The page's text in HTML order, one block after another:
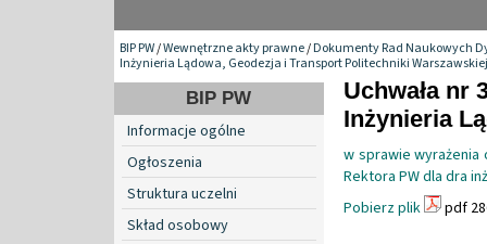
BIP PW/Wewnętrzne akty prawne/Dokumenty Rad Naukowych
Inżynieria Lądowa, Geodezja i Transport Politechniki Warszawskiej
BIP PW
Informacje ogólne
Ogłoszenia
Struktura uczelni
Skład osobowy
Uchwała nr
Inżynieria
w sprawie wyrażenia
Rektora PW dla dra
Pobierz plik
pdf